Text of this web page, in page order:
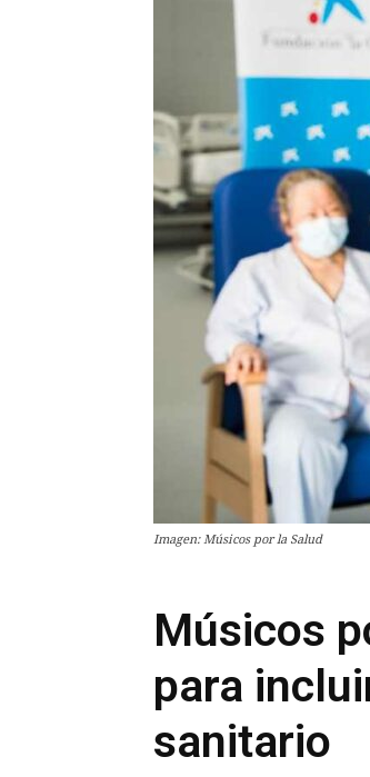
Imagen: Músicos por la Salud
Músicos
para
sanitario